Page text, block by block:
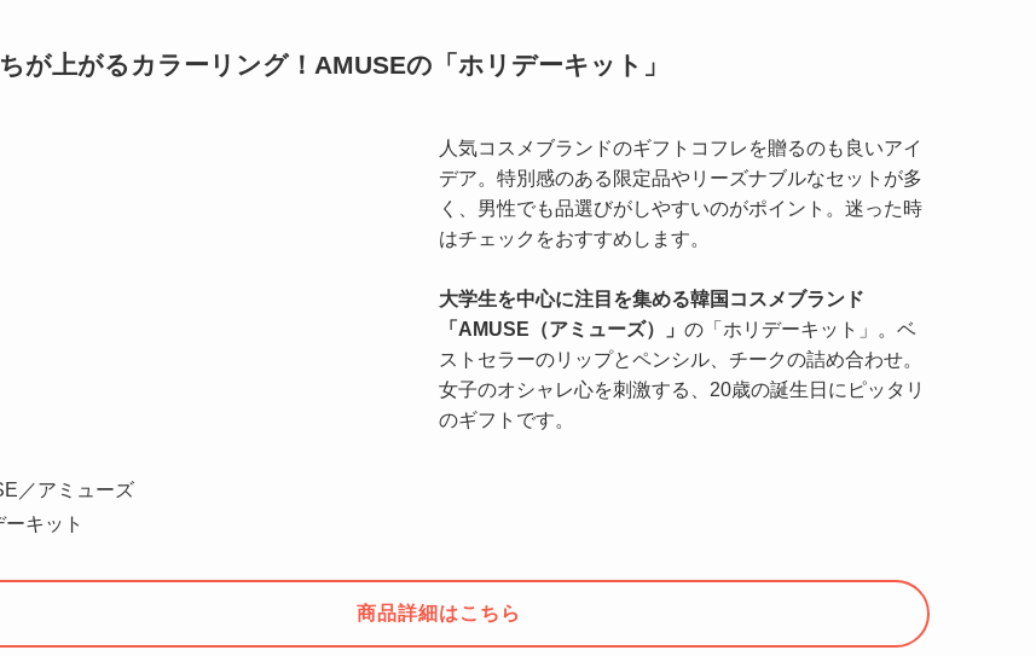
が上がるカラーリング！AMUSEの「ホリデーキット」
人気コスメブランドのギフトコフレを贈るのも良いアイ
デア。特別感のある限定品やリーズナブルなセットが多
く、男性でも品選びがしやすいのがポイント。迷った時
はチェックをおすすめします。
大学生を中心に注目を集める韓国コスメブランド
「AMUSE（アミューズ）」 の「ホリデーキット」。ベ
ストセラーのリップとペンシル、チークの詰め合わせ。
女子のオシャレ心を刺激する、20歳の誕生日にピッタリ
のギフトです。
／アミューズ
ーキット
商品詳細はこちら